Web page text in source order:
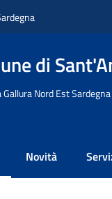
di
Gallura Nord Est Sardegna
Novità